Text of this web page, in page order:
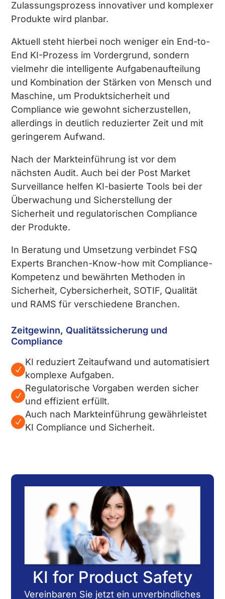
Zulassungsprozess innovativer und komplexer
Produkte wird planbar.
Aktuell steht hierbei noch weniger ein End-to-
End KI-Prozess im Vordergrund, sondern
vielmehr die intelligente Aufgabenaufteilung
und Kombination der Stärken von Mensch und
Maschine, um Produktsicherheit und
Compliance wie gewohnt sicherzustellen,
allerdings in deutlich reduzierter Zeit und mit
geringerem Aufwand.
Nach der Markteinführung ist vor dem
nächsten Audit. Auch bei der Post Market
Surveillance helfen KI-basierte Tools bei der
Überwachung und Sicherstellung der
Sicherheit und regulatorischen Compliance
der Produkte.
In Beratung und Umsetzung verbindet FSQ
Experts Branchen-Know-how mit Compliance-
Kompetenz und bewährten Methoden in
Sicherheit, Cybersicherheit, SOTIF, Qualität
und RAMS für verschiedene Branchen.
Zeitgewinn, Qualitätssicherung und
Compliance
N
KI reduziert Zeitaufwand und automatisiert
komplexe Aufgaben.
N
Regulatorische Vorgaben werden sicher
und effizient erfüllt.
N
Auch nach Markteinführung gewährleistet
KI Compliance und Sicherheit.
KI for Product Safety
Vereinbaren Sie jetzt ein unverbindliches